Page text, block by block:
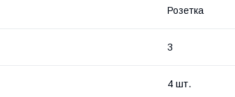
Розетка
3
4 шт.